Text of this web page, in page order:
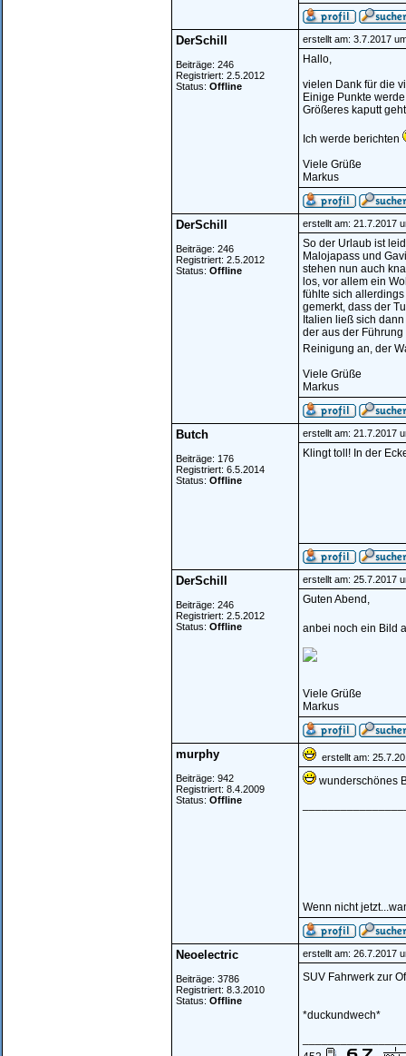
DerSchill
Beiträge: 246
Registriert: 2.5.2012
Status: Offline
erstellt am: 3.7.2017
Hallo,
vielen Dank für die
Einige Punkte
Größeres kaputt
Ich werde berichten
Viele Grüße
Markus
DerSchill
Beiträge: 246
Registriert: 2.5.2012
Status: Offline
erstellt am: 21.7.2017
So der Urlaub ist
Malojapass und
stehen nun auch
los, vor allem ein
fühlte sich
gemerkt, dass der
Italien ließ sich
der aus der
Reinigung an, der
Viele Grüße
Markus
Butch
Beiträge: 176
Registriert: 6.5.2014
Status: Offline
erstellt am: 21.7.2017
Klingt toll! In der
DerSchill
Beiträge: 246
Registriert: 2.5.2012
Status: Offline
erstellt am: 25.7.2017
Guten Abend,
anbei noch ein Bild
Viele Grüße
Markus
murphy
Beiträge: 942
Registriert: 8.4.2009
Status: Offline
erstellt am:
wunderschönes
Wenn nicht
Neoelectric
Beiträge: 3786
Registriert: 8.3.2010
Status: Offline
erstellt am: 26.7.2017
SUV Fahrwerk zur
*duckundwech*